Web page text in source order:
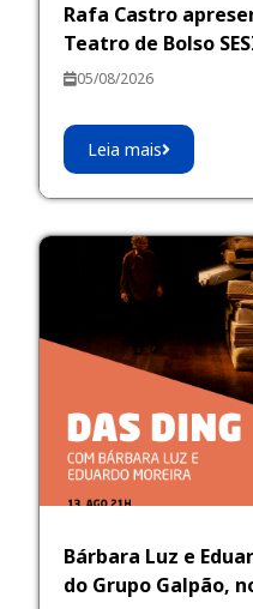
Rafa Castro
Teatro de Bolso
05/08/2026
Leia mais
Bárbara Luz e
do Grupo Galpão,